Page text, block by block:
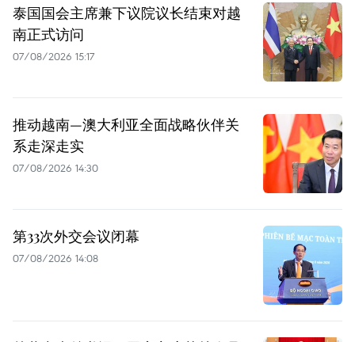
泰国国会主席兼下议院议长结束对越
南正式访问
07/08/2026 15:17
推动越南—澳大利亚全面战略伙伴关
系走深走实
07/08/2026 14:30
第33次外交会议闭幕
07/08/2026 14:08